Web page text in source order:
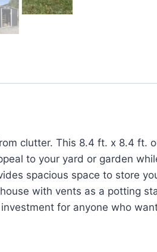
clutter. This 8.4 ft. x 8.4
to your yard or garden
spacious space to store
with vents as a potting
for anyone who